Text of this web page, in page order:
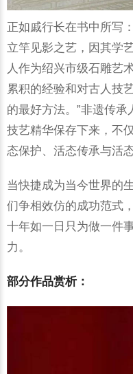
正如戚行长在书中所写
立竿见影之艺，因其学
人作为绍兴市级石雕艺
累积的经验和对古人技
的最好方法。”非遗传
技艺精华保存下来，不
态保护、活态传承与活
当快捷成为当今世界的
们争相效仿的成功范式
十年如一日只为做一件
力。
部分作品赏析：